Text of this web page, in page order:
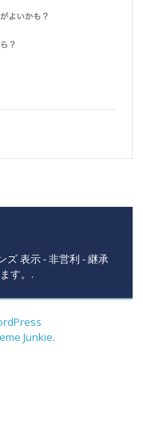
ズ 表示 - 非営利 - 継承
す。 .
Junkie.